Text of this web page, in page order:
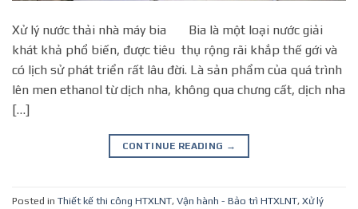
Xử lý nước thải nhà máy bia Bia là một loại nước giải
khát khả phổ biến, được tiêu thụ rộng rãi khắp thế gới và
có lịch sử phát triển rất lâu đời. Là sản phẩm của quá trình
lên men ethanol từ dịch nha, không qua chưng cất, dịch nha
[…]
CONTINUE READING →
Posted in Thiết kế thi công HTXLNT, Vận hành - Bảo trì HTXLNT, Xử lý